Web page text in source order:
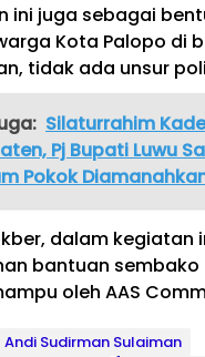
ini juga sebagai
Kota Palopo di
tidak ada unsur
Silaturrahim
Pj Bupati Luwu
Pokok
dalam kegiatan
bantuan
oleh AAS
Andi Sudirman Sulaiman